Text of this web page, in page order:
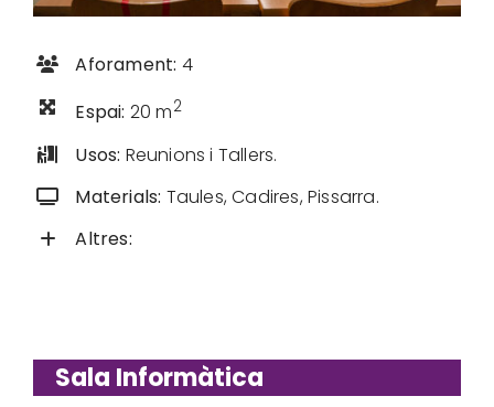
Aforament: 4
Espai: 20 m2
Usos: Reunions i Tallers.
Materials: Taules, Cadires, Pissarra.
Altres:
Sala Informàtica